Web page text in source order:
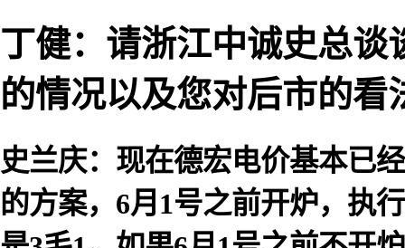
丁健：请浙江中诚史总
的情况以及您对后市的看
史兰庆：现在德宏电价基本已
的方案，6月1号之前开炉，执